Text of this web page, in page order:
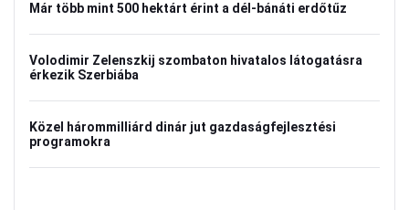
Már több mint 500 hektárt érint a dél-bánáti erdőtűz
Volodimir Zelenszkij szombaton hivatalos látogatásra
érkezik Szerbiába
Közel hárommilliárd dinár jut gazdaságfejlesztési
programokra